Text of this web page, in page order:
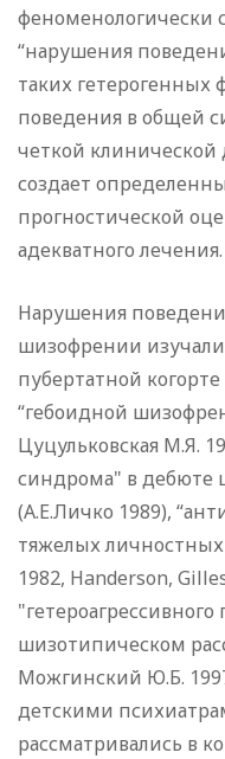
феноменологически
“нарушения
таких
поведения в общей
четкой
создает
прогностической
адекватного лечения.
Нарушения
шизофрении
пубертатной
“гебоидной
Цуцульковская М.Я.
синдрома" в дебюте
(А.Е.Личко 1989),
тяжелых личностных
1982, Handerson,
шизотипическом
Можгинский Ю.Б.
детскими
рассматривались в